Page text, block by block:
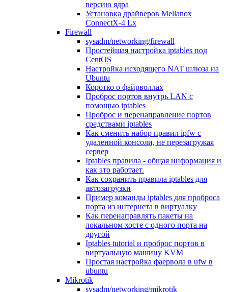
версию ядра
Установка драйверов Mellanox
ConnectX-4 Lx
Firewall
sysadm/networking/firewall
Простейшая настройка iptables под
CentOS
Настройка исходящего NAT шлюза на
Ubuntu
Коротко о файрволлах
Проброс портов внутрь LAN с
помощью iptables
Проброс и перенаправление портов
средствами iptables
Как сменить набор правил ipfw с
удаленной консоли, не перезагружая
сервер
Iptables правила - общая информация и
как это работает.
Как сохранить правила iptables для
автозагрузки
Пример команды iptables для проброса
порта из интернета в виртуалку
Как перенаправлять пакеты на
локальном хосте с одного порта на
другой
Iptables tutorial и проброс портов в
виртуальную машину KVM
Простая настройка фаервола в ufw в
ubuntu
Mikrotik
sysadm/networking/mikrotik